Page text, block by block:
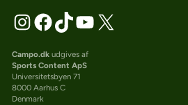
Campo.dkudgives af
Sports Content ApS
Universitetsbyen 71
8000 Aarhus C
Denmark